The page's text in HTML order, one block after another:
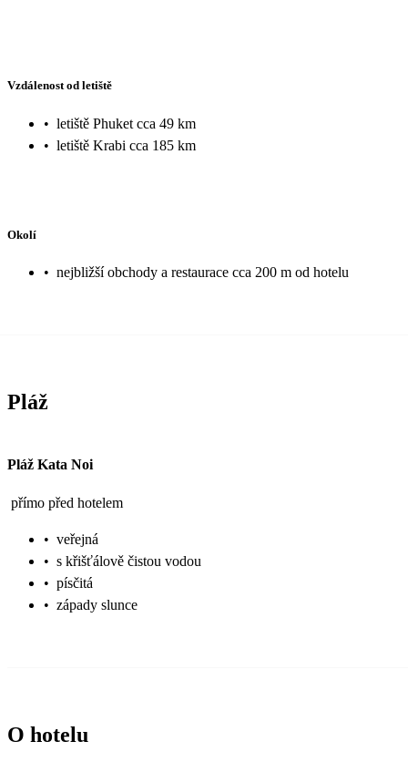
Vzdálenost od letiště
• letiště Phuket cca 49 km
• letiště Krabi cca 185 km
Okolí
• nejbližší obchody a restaurace cca 200 m od hotelu
Pláž
Pláž Kata Noi
přímo před hotelem
• veřejná
• s křišťálově čistou vodou
• písčitá
• západy slunce
O hotelu